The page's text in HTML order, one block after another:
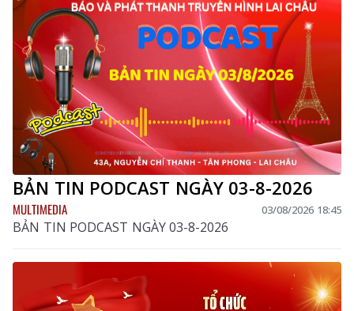
BẢN TIN PODCAST NGÀY 03-8-2026
MULTIMEDIA 03/08/2026 18:45
BẢN TIN PODCAST NGÀY 03-8-2026